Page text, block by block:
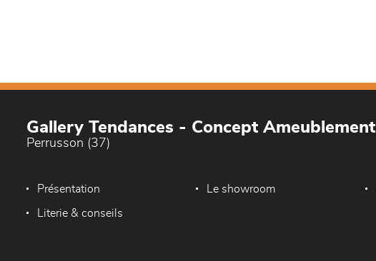
Gallery Tendances - Concept Ameublement
Perrusson (37)
Présentation Le showroom
Literie & conseils